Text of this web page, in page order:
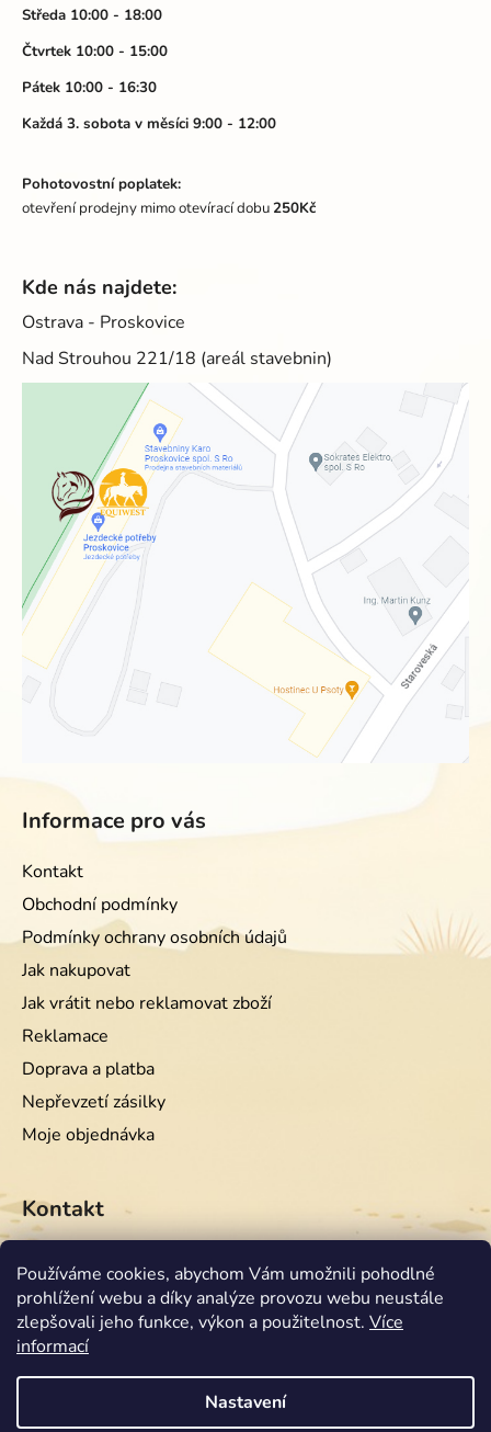
Používáme cookies, abychom Vám umožnili pohodlné
prohlížení webu a díky analýze provozu webu neustále
zlepšovali jeho funkce, výkon a použitelnost. Více
informací
Nastavení
Středa 10:00 - 18:00
Čtvrtek 10:00 - 15:00
Pátek 10:00 - 16:30
Každá 3. sobota v měsíci 9:00 - 12:00
Pohotovostní poplatek:
otevření prodejny mimo otevírací dobu250Kč
Kde nás najdete:
Ostrava - Proskovice
Nad Strouhou 221/18 (areál stavebnin)
Informace pro vás
Kontakt
Obchodní podmínky
Podmínky ochrany osobních údajů
Jak nakupovat
Jak vrátit nebo reklamovat zboží
Reklamace
Doprava a platba
Nepřevzetí zásilky
Moje objednávka
Kontakt
info @equiwest.cz
+420724001554